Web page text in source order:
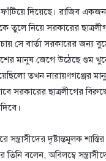
দিয়েছে। রাজিব একজন
তুলে নিয়ে সরকারের
সে বার্তা সরকারের জন্য
মানুষ জেগে উঠেছে গুম
তখন নারায়ণগঞ্জের
সরকারের ছাত্রলীগের
দৃষ্টান্তমূলক
তিনি বলেন, অবিলম্বে